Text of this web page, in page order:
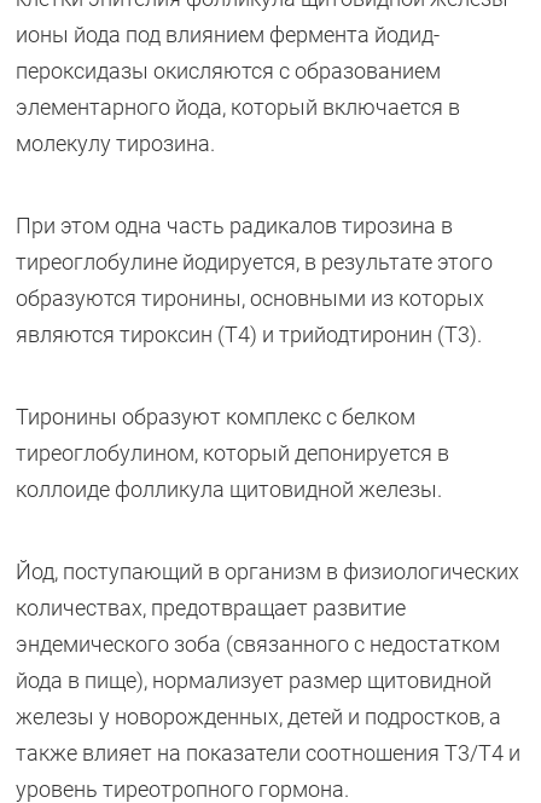
ионы йода под влиянием фермента йодид-
пероксидазы окисляются с образованием
элементарного йода, который включается в
молекулу тирозина.
При этом одна часть радикалов тирозина в
тиреоглобулине йодируется, в результате этого
образуются тиронины, основными из которых
являются тироксин (Т4) и трийодтиронин (Т3).
Тиронины образуют комплекс с белком
тиреоглобулином, который депонируется в
коллоиде фолликула щитовидной железы.
Йод, поступающий в организм в физиологических
количествах, предотвращает развитие
эндемического зоба (связанного с недостатком
йода в пище), нормализует размер щитовидной
железы у новорожденных, детей и подростков, а
также влияет на показатели соотношения Т3/Т4 и
уровень тиреотропного гормона.